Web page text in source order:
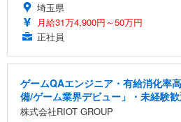
埼玉県
月給31万4,900円～50万円
正社員
ゲームQAエンジニア・有給消化率
備/ゲーム業界デビュー」・未経験
株式会社RIOT GROUP